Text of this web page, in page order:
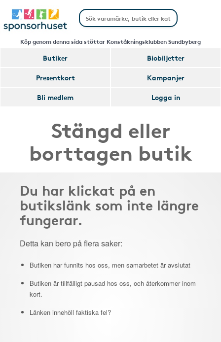
Köp genom denna sida stöttar Konståkningsklubben Sundbyberg
Butiker
Biobiljetter
Presentkort
Kampanjer
Bli medlem
Logga in
Stängd eller
borttagen butik
Du har klickat på en
butikslänk som inte längre
fungerar.
Detta kan bero på flera saker:
Butiken har funnits hos oss, men samarbetet är avslutat
Butiken är tillfälligt pausad hos oss, och återkommer inom
kort.
Länken innehöll faktiska fel?